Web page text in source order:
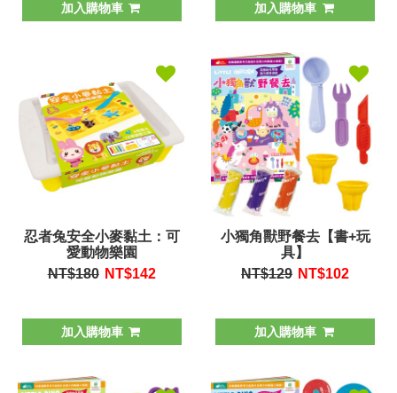
加入購物車 加入購物車
忍者兔安全小麥黏土：可
愛動物樂園
NT$180 NT$142
加入購物車
小獨角獸野餐去【書+玩
具】
NT$129 NT$102
加入購物車